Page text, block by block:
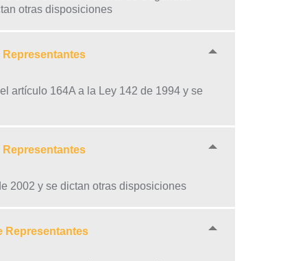
otras disposiciones
artículo 164A a la Ley 142 de 1994 y se
2002 y se dictan otras disposiciones
Representantes